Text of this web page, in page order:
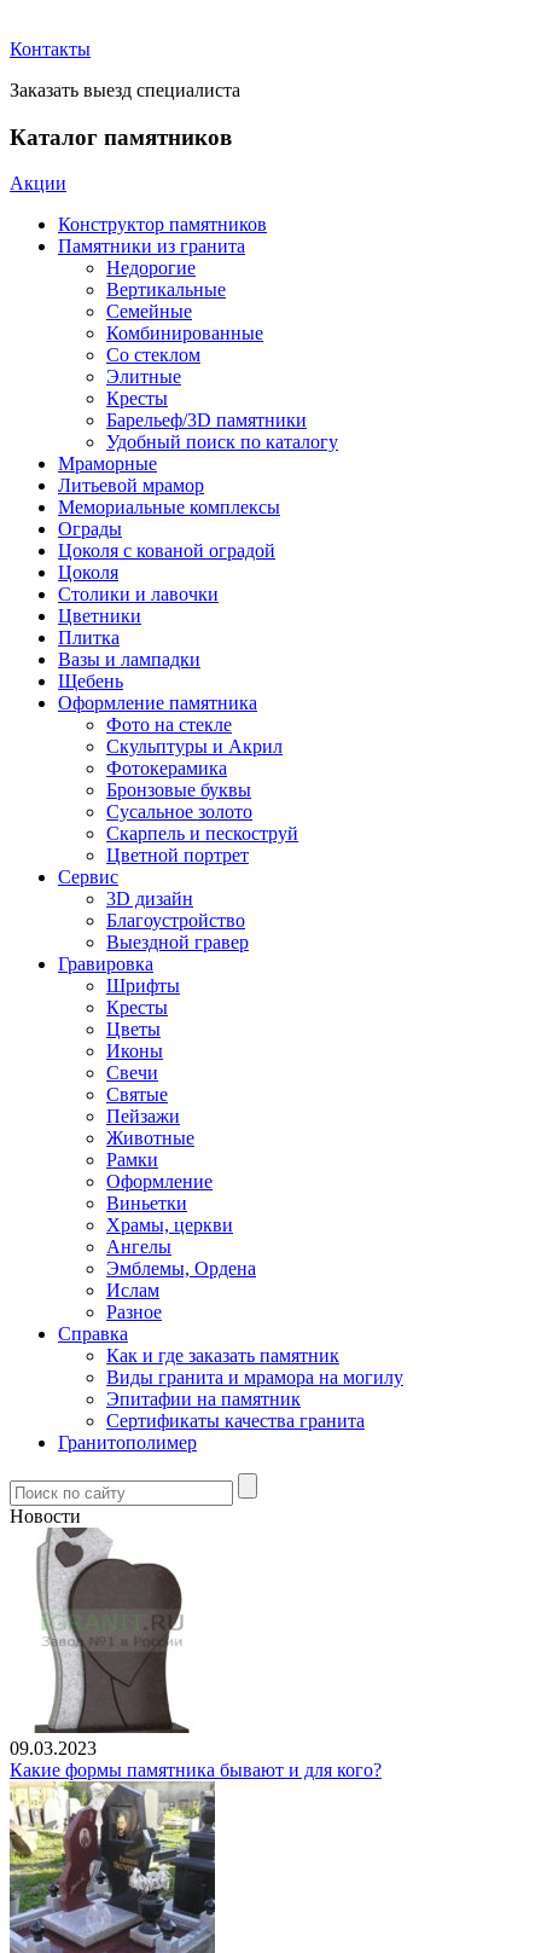
Контакты
Заказать выезд специалиста
Каталог памятников
Акции
Конструктор памятников
Памятники из гранита
Недорогие
Вертикальные
Семейные
Комбинированные
Со стеклом
Элитные
Кресты
Барельеф/3D памятники
Удобный поиск по каталогу
Мраморные
Литьевой мрамор
Мемориальные комплексы
Ограды
Цоколя с кованой оградой
Цоколя
Столики и лавочки
Цветники
Плитка
Вазы и лампадки
Щебень
Оформление памятника
Фото на стекле
Скульптуры и Акрил
Фотокерамика
Бронзовые буквы
Сусальное золото
Скарпель и пескоструй
Цветной портрет
Сервис
3D дизайн
Благоустройство
Выездной гравер
Гравировка
Шрифты
Кресты
Цветы
Иконы
Свечи
Святые
Пейзажи
Животные
Рамки
Оформление
Виньетки
Храмы, церкви
Ангелы
Эмблемы, Ордена
Ислам
Разное
Справка
Как и где заказать памятник
Виды гранита и мрамора на могилу
Эпитафии на памятник
Сертификаты качества гранита
Гранитополимер
Новости
09.03.2023
Какие формы памятника бывают и для кого?